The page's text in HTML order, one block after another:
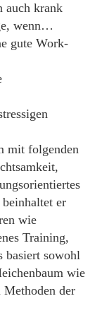
auch krank
wenn…
gute Work-
mit folgenden
er
wie
Training,
basiert sowohl
wie
Methoden der